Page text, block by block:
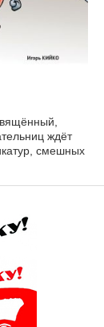
смешных